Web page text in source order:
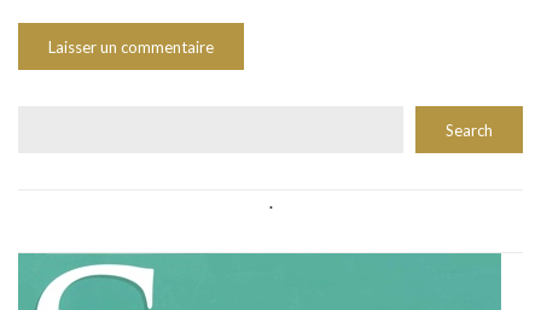
Search
.